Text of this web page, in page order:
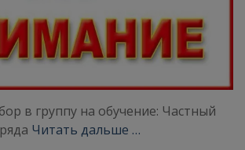
в группу на обучение: Частный
Читать дальше …